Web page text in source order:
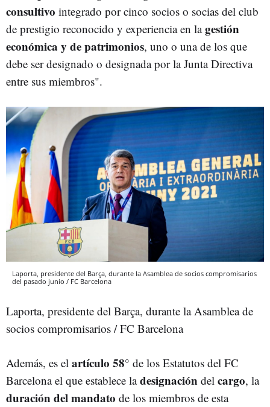
consultivo integrado por cinco socios o socias del club
de prestigio reconocido y experiencia en lagestión
económica y de patrimonios, uno o una de los que
debe ser designado o designada por la Junta Directiva
entre sus miembros".
Laporta, presidente del Barça, durante la Asamblea de socios compromisarios
del pasado junio / FC Barcelona
Laporta, presidente del Barça, durante la Asamblea de
socios compromisarios / FC Barcelona
Además, es el artículo 58° de los Estatutos del FC
Barcelona el que establece ladesignación del cargo, la
duración del mandato de los miembros de esta